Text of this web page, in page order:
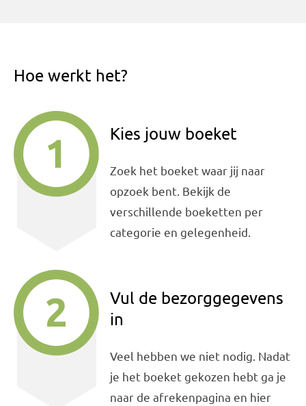
Hoe werkt het?
Kies jouw boeket
Zoek het boeket waar jij naar
opzoek bent. Bekijk de
verschillende boeketten per
categorie en gelegenheid.
Vul de bezorggegevens
in
Veel hebben we niet nodig. Nadat
je het boeket gekozen hebt ga je
naar de afrekenpagina en hier